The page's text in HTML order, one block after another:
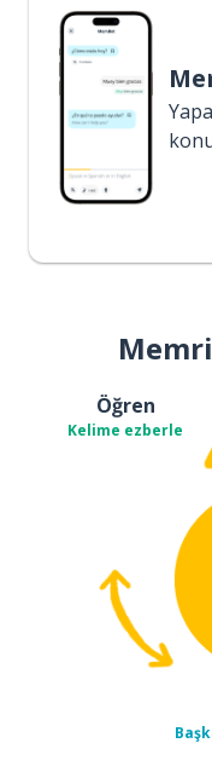
Öğren
Kelime ezberle